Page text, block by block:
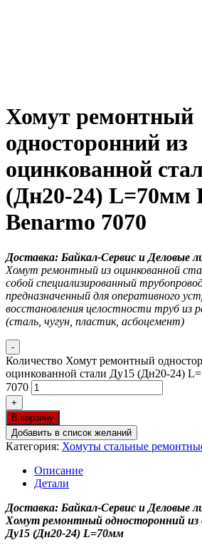
Хомут ремонтный
односторонний из
оцинкованной
(Дн20-24) L=70мм
Benarmo 7070
Доставка: Байкал-Сервис и Деловые
Хомут ремонтный из оцинкованной
собой специализированный
предназначенный для оперативного
восстановления целостности труб из
(сталь, чугун, пластик, асбоцемент)
-
Количество Хомут ремонтный
оцинкованной стали Ду15 (Дн20-24)
7070
+
В корзину
Добавить в список желаний
Категория: Хомуты стальные
Описание
Детали
Доставка: Байкал-Сервис и Деловые
Хомут ремонтный односторонний из
Ду15 (Дн20-24) L=70мм